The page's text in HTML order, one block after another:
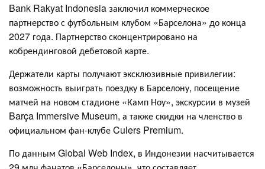
Bank Rakyat Indonesia заключил коммерческое
партнерство с футбольным клубом «Барселона» до конца
2027 года. Партнерство сконцентрировано на
кобрендинговой дебетовой карте.
Держатели карты получают эксклюзивные привилегии:
возможность выиграть поездку в Барселону, посещение
матчей на новом стадионе «Камп Ноу», экскурсии в музей
Barça Immersive Museum, а также скидки на членство в
официальном фан-клубе Culers Premium.
По данным Global Web Index, в Индонезии насчитывается